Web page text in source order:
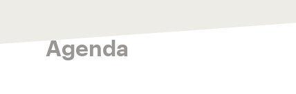
Agenda